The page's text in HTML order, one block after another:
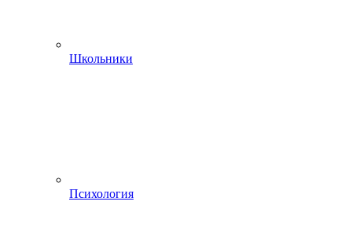
Школьники
Психология